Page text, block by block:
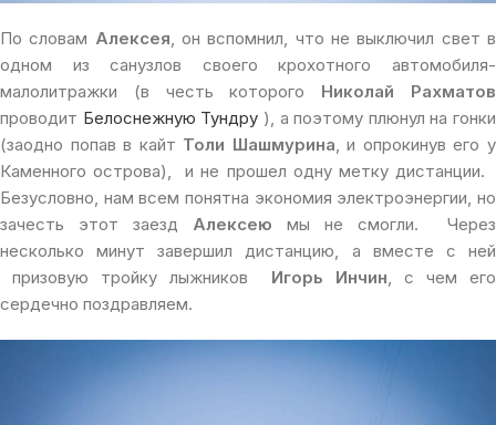
По словам Алексея, он вспомнил, что не выключил свет в
одном из санузлов своего крохотного автомобиля-
малолитражки (в честь которого Николай Рахматов
проводит Белоснежную Тундру ), а поэтому плюнул на гонки
(заодно попав в кайт Толи Шашмурина, и опрокинув его у
Каменного острова), и не прошел одну метку дистанции.
Безусловно, нам всем понятна экономия электроэнергии, но
зачесть этот заезд Алексею мы не смогли. Через
несколько минут завершил дистанцию, а вместе с ней
призовую тройку лыжников Игорь Инчин, с чем его
сердечно поздравляем.